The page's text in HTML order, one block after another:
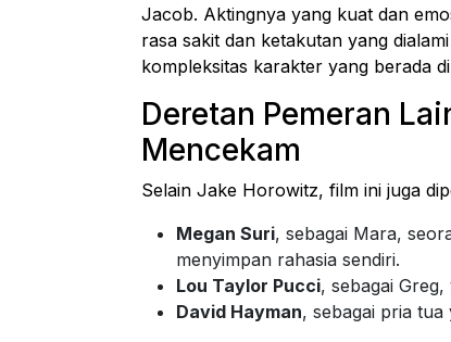
Jacob. Aktingnya yang kuat dan
rasa sakit dan ketakutan yang
kompleksitas karakter yang berada
Deretan Pemeran
Mencekam
Selain Jake Horowitz, film ini juga
Megan Suri, sebagai Mara,
menyimpan rahasia sendiri.
Lou Taylor Pucci, sebagai
David Hayman, sebagai pria tua